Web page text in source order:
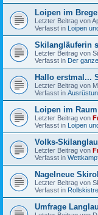
Loipen im
Letzter Beitrag von
Verfasst in Loipen
Skilangläuferin
Letzter Beitrag von
Verfasst in Der
Hallo erstmal...
Letzter Beitrag von
Verfasst in
Loipen im
Letzter Beitrag von
Verfasst in Loipen
Volks-
Letzter Beitrag von
Verfasst in
Nagelneue
Letzter Beitrag von
Verfasst in
Umfrage